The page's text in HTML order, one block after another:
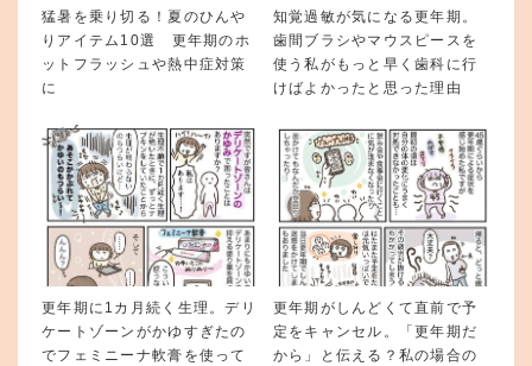
猛暑を乗り切る！夏のひんや
りアイテム10選 更年期のホ
ットフラッシュや熱中症対策
に
知覚過敏が気になる更年期。
歯間ブラシやマウスピースを
使う私がもっと早く歯科に行
けばよかったと思った理由
更年期に1カ月続く生理。デリ
ケートゾーンがかゆすぎたの
でフェミニーナ軟膏を使って
更年期がしんどくて直前で予
定をキャンセル。「更年期だ
から」と伝える？私の場合の